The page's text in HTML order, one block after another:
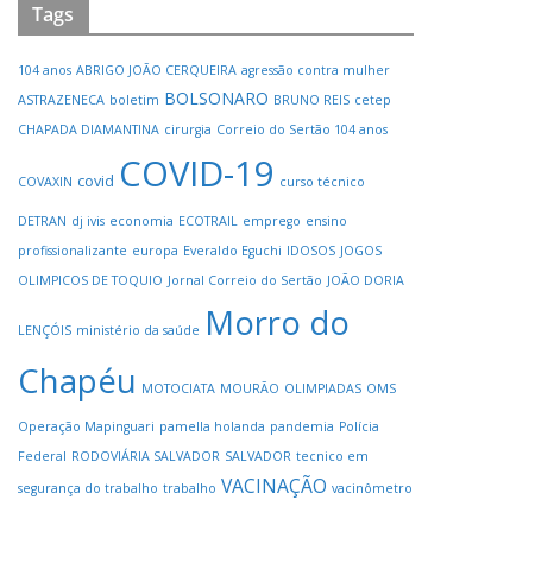
Tags
104 anos ABRIGO JOÃO CERQUEIRA agressão contra mulher
ASTRAZENECA boletim BOLSONARO BRUNO REIS cetep
CHAPADA DIAMANTINA cirurgia Correio do Sertão 104 anos
COVAXIN covid COVID-19 curso técnico
DETRAN dj ivis economia ECOTRAIL emprego ensino
profissionalizante europa Everaldo Eguchi IDOSOS JOGOS
OLIMPICOS DE TOQUIO Jornal Correio do Sertão JOÃO DORIA
LENÇÓIS ministério da saúde Morro do
Chapéu MOTOCIATA MOURÃO OLIMPIADAS OMS
Operação Mapinguari pamella holanda pandemia Polícia
Federal RODOVIÁRIA SALVADOR SALVADOR tecnico em
segurança do trabalho trabalho VACINAÇÃO vacinômetro